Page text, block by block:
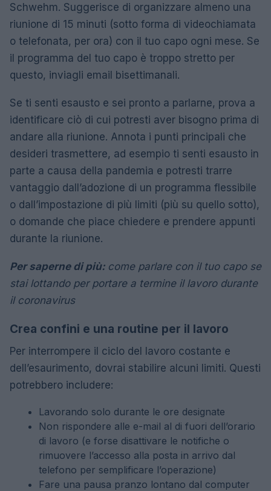
Schwehm. Suggerisce di organizzare almeno una
riunione di 15 minuti (sotto forma di videochiamata
o telefonata, per ora) con il tuo capo ogni mese. Se
il programma del tuo capo è troppo stretto per
questo, inviagli email bisettimanali.
Se ti senti esausto e sei pronto a parlarne, prova a
identificare ciò di cui potresti aver bisogno prima di
andare alla riunione. Annota i punti principali che
desideri trasmettere, ad esempio ti senti esausto in
parte a causa della pandemia e potresti trarre
vantaggio dall’adozione di un programma flessibile
o dall’impostazione di più limiti (più su quello sotto),
o domande che piace chiedere e prendere appunti
durante la riunione.
Per saperne di più: come parlare con il tuo capo se
stai lottando per portare a termine il lavoro durante
il coronavirus
Crea confini e una routine per il lavoro
Per interrompere il ciclo del lavoro costante e
dell’esaurimento, dovrai stabilire alcuni limiti. Questi
potrebbero includere:
Lavorando solo durante le ore designate
Non rispondere alle e-mail al di fuori dell’orario
di lavoro (e forse disattivare le notifiche o
rimuovere l’accesso alla posta in arrivo dal
telefono per semplificare l’operazione)
Fare una pausa pranzo lontano dal computer